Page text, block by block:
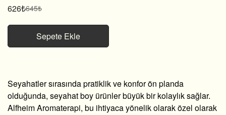
Satış
fiyatı
626₺
Normal
fiyat
645₺
Sepete Ekle
Seyahatler sırasında pratiklik ve konfor ön planda
olduğunda, seyahat boy ürünlerbüyük bir kolaylık sağlar.
Alfheim Aromaterapi, bu ihtiyaca yönelik olarak özel olarak